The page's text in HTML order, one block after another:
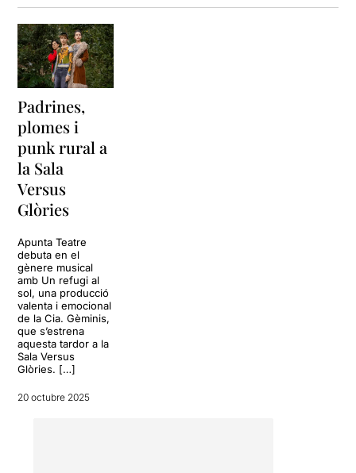
Padrines,
plomes i
punk rural a
la Sala
Versus
Glòries
Apunta Teatre
debuta en el
gènere musical
amb Un refugi al
sol, una producció
valenta i emocional
de la Cia. Gèminis,
que s’estrena
aquesta tardor a la
Sala Versus
Glòries. […]
20 octubre 2025